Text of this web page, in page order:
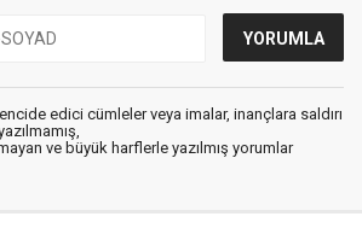
edici cümleler veya imalar, inançlara saldırı
ve büyük harflerle yazılmış yorumlar